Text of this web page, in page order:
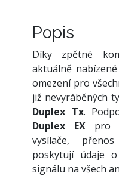
Popis
Díky zpětné
aktuálně
omezení pro
již nevyráběných
Duplex Tx.
Duplex EX pro
vysílače,
poskytují údaje
signálu na všech